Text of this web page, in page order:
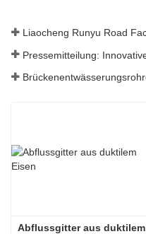
Abflussgitter aus duktilem